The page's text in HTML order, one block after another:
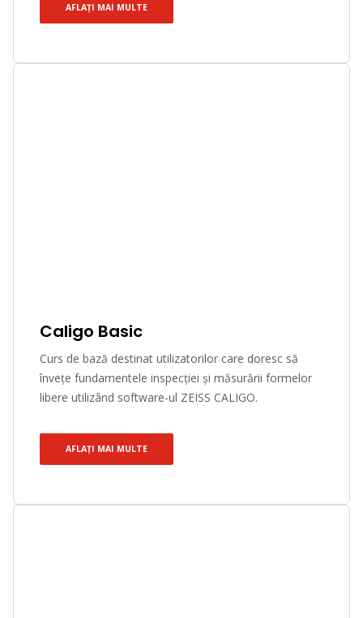
AFLAȚI MAI MULTE
Caligo Basic
Curs de bază destinat utilizatorilor care doresc să
învețe fundamentele inspecției și măsurării formelor
libere utilizând software-ul ZEISS CALIGO.
AFLAȚI MAI MULTE